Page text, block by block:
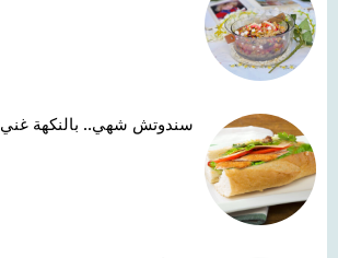
سندوتش شهي.. بالنكهة غني